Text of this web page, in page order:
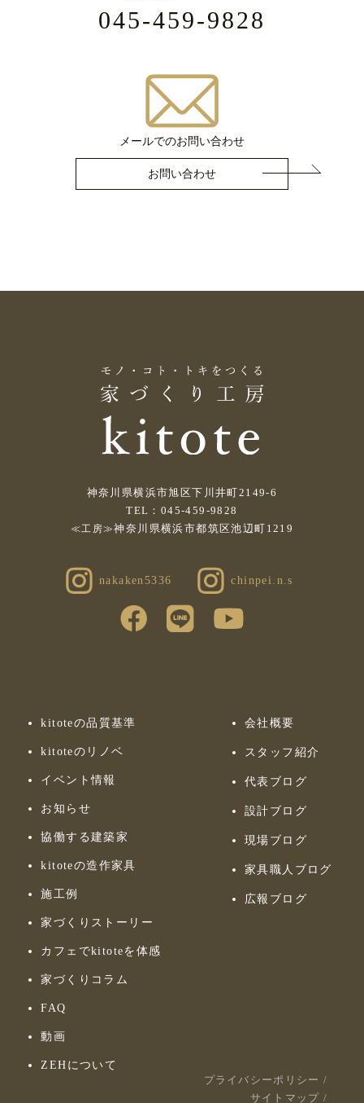
045-459-9828
メールでのお問い合わせ
お問い合わせ
神奈川県横浜市旭区下川井町2149-6
TEL：045-459-9828
≪工房≫神奈川県横浜市都筑区池辺町1219
nakaken5336 chinpei.n.s
kitoteの品質基準
kitoteのリノベ
イベント情報
お知らせ
協働する建築家
kitoteの造作家具
施工例
家づくりストーリー
カフェでkitoteを体感
家づくりコラム
FAQ
動画
ZEHについて
会社概要
スタッフ紹介
代表ブログ
設計ブログ
現場ブログ
家具職人ブログ
広報ブログ
プライバシーポリシー /
サイトマップ /